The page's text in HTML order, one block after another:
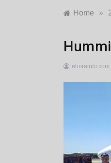
Home »
Provinciales